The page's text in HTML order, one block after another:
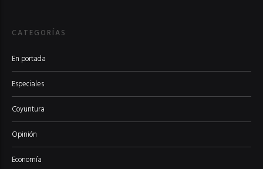
CATEGORÍAS
En portada
Especiales
Coyuntura
Opinión
Economía